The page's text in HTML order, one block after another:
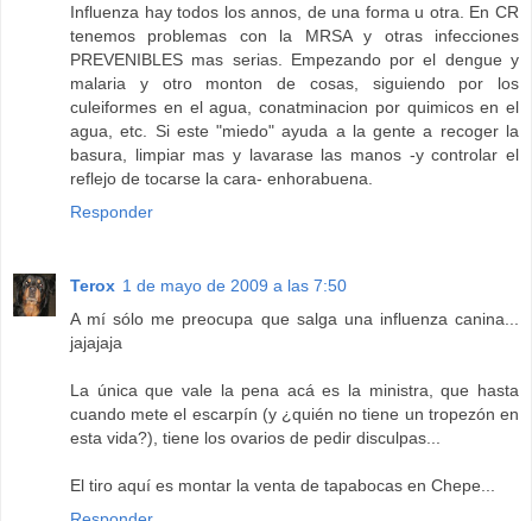
Influenza hay todos los annos, de una forma u otra. En CR
tenemos problemas con la MRSA y otras infecciones
PREVENIBLES mas serias. Empezando por el dengue y
malaria y otro monton de cosas, siguiendo por los
culeiformes en el agua, conatminacion por quimicos en el
agua, etc. Si este "miedo" ayuda a la gente a recoger la
basura, limpiar mas y lavarase las manos -y controlar el
reflejo de tocarse la cara- enhorabuena.
Responder
Terox 1 de mayo de 2009 a las 7:50
A mí sólo me preocupa que salga una influenza canina...
jajajaja
La única que vale la pena acá es la ministra, que hasta
cuando mete el escarpín (y ¿quién no tiene un tropezón en
esta vida?), tiene los ovarios de pedir disculpas...
El tiro aquí es montar la venta de tapabocas en Chepe...